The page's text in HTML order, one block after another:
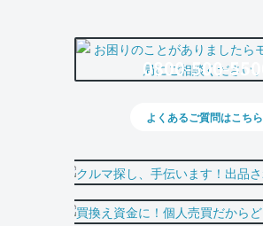
0800-500-5500
よくあるご質問はこちら